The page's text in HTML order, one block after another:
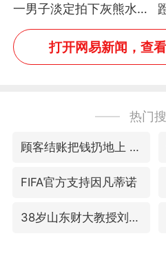
一男子淡定拍下灰熊水中
捕食鲑鱼全程
打开网易新闻，查
热门
顾客结账把钱扔地上 服务员霸气扔回
FIFA官方支持因凡蒂诺
38岁山东财大教授刘海明逝世